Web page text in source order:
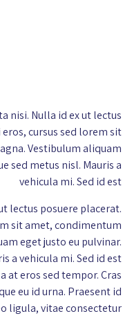
nisi. Nulla id ex ut lectus
cursus sed lorem sit
Vestibulum aliquam
sed metus nisl. Mauris a
vehicula mi. Sed id est
lectus posuere placerat.
sit amet, condimentum
eget justo eu pulvinar.
a vehicula mi. Sed id est
at eros sed tempor. Cras
eu id urna. Praesent id
ligula, vitae consectetur